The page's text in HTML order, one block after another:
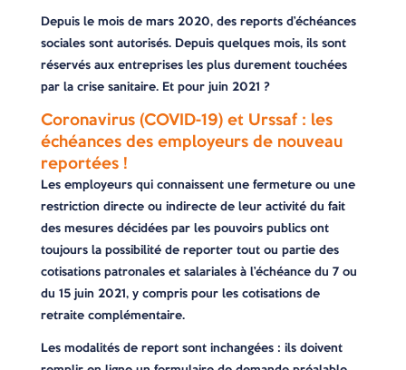
Depuis le mois de mars 2020, des reports d’échéances
sociales sont autorisés. Depuis quelques mois, ils sont
réservés aux entreprises les plus durement touchées
par la crise sanitaire. Et pour juin 2021 ?
Coronavirus (COVID-19) et Urssaf : les
échéances des employeurs de nouveau
reportées !
Les employeurs qui connaissent une fermeture ou une
restriction directe ou indirecte de leur activité du fait
des mesures décidées par les pouvoirs publics ont
toujours la possibilité de reporter tout ou partie des
cotisations patronales et salariales à l’échéance du 7 ou
du 15 juin 2021, y compris pour les cotisations de
retraite complémentaire.
Les modalités de report sont inchangées : ils doivent